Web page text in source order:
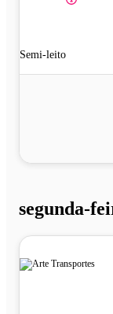
Semi-leito
segunda-